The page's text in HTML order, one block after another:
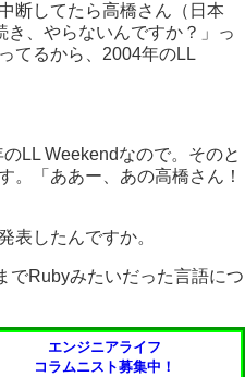
断してたら高橋さん（日本
き、やらないんですか？」っ
てるから、2004年のLL
LL Weekendなので。そのと
。「ああー、あの高橋さん！
したんですか。
Rubyみたいだった言語につ
エンジニアライフ
コラムニスト募集中！